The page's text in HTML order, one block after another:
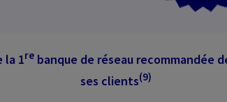
la 1rebanque de réseau recommandée
ses clients(9)